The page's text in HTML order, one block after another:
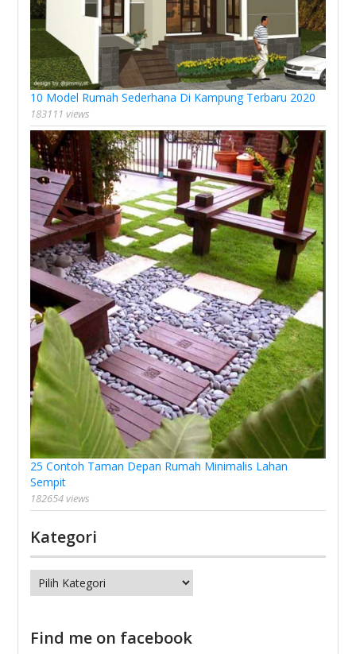
10 Model Rumah Sederhana Di Kampung Terbaru 2020
183111 views
25 Contoh Taman Depan Rumah Minimalis Lahan
Sempit
182654 views
Kategori
Kategori
Find me on facebook